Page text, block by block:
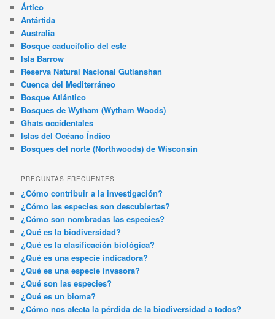
Ártico
Antártida
Australia
Bosque caducifolio del este
Isla Barrow
Reserva Natural Nacional Gutianshan
Cuenca del Mediterráneo
Bosque Atlántico
Bosques de Wytham (Wytham Woods)
Ghats occidentales
Islas del Océano Índico
Bosques del norte (Northwoods) de Wisconsin
PREGUNTAS FRECUENTES
¿Cómo contribuir a la investigación?
¿Cómo las especies son descubiertas?
¿Cómo son nombradas las especies?
¿Qué es la biodiversidad?
¿Qué es la clasificación biológica?
¿Qué es una especie indicadora?
¿Qué es una especie invasora?
¿Qué son las especies?
¿Qué es un bioma?
¿Cómo nos afecta la pérdida de la biodiversidad a todos?